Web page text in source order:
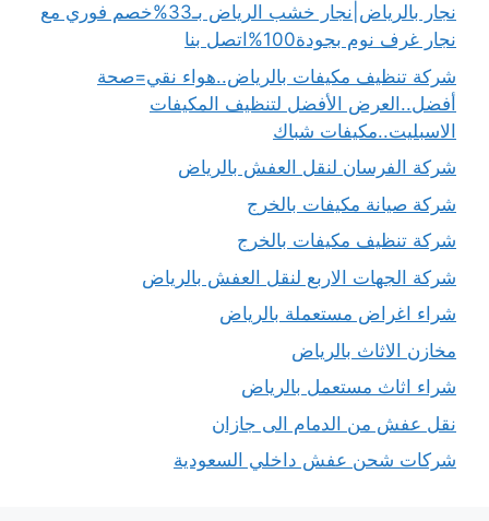
نجار بالرياض|نجار خشب الرياض بـ33%خصم فوري مع
نجار غرف نوم بجودة100%اتصل بنا
شركة تنظيف مكيفات بالرياض..هواء نقي=صحة
أفضل..العرض الأفضل لتنظيف المكيفات
الاسبليت..مكيفات شباك
شركة الفرسان لنقل العفش بالرياض
شركة صيانة مكيفات بالخرج
شركة تنظيف مكيفات بالخرج
شركة الجهات الاربع لنقل العفش بالرياض
شراء اغراض مستعملة بالرياض
مخازن الاثاث بالرياض
شراء اثاث مستعمل بالرياض
نقل عفش من الدمام الى جازان
شركات شحن عفش داخلي السعودية